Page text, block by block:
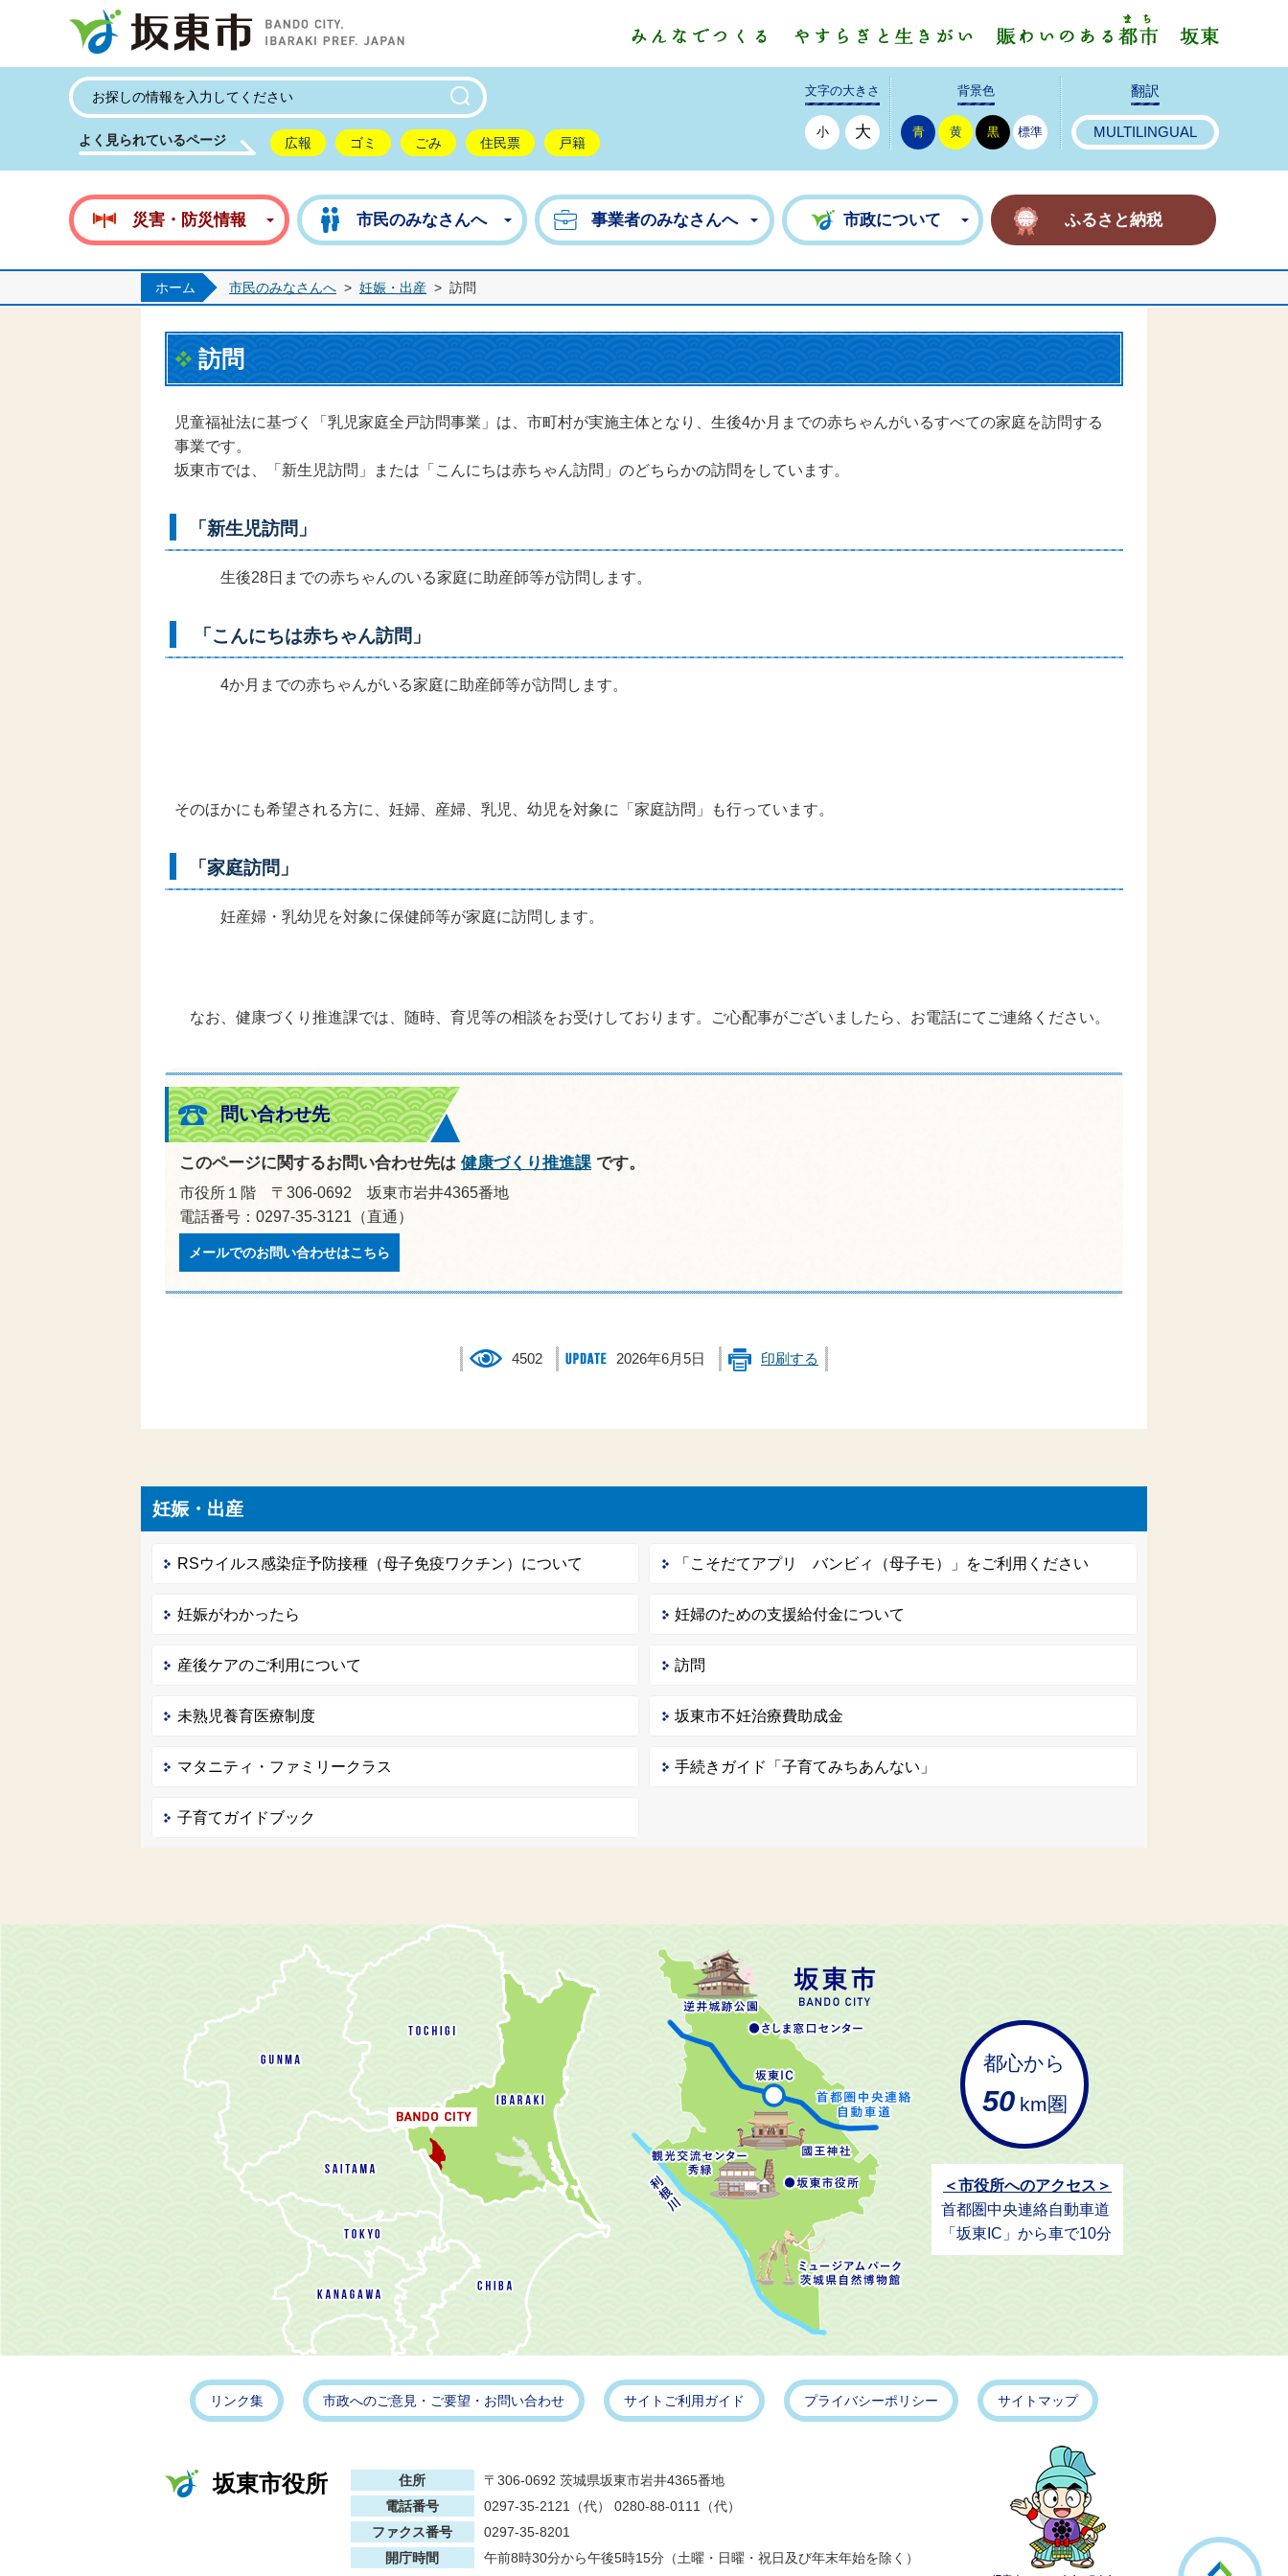
よく見られているページ 広報 ゴミ ごみ 住民票 戸籍
文字の大きさ
小 大
背景色
青 黄 黒 標準
翻訳
MULTILINGUAL
災害・防災情報 市民のみなさんへ 事業者のみなさんへ 市政について ふるさと納税
ホーム 市民のみなさんへ > 妊娠・出産 > 訪問
訪問
児童福祉法に基づく「乳児家庭全戸訪問事業」は、市町村が実施主体となり、生後4か月までの赤ちゃんがいるすべての家庭を訪問する
事業です。
坂東市では、 「新生児訪問」または「こんにちは赤ちゃん訪問」のどちらかの訪問をしています。
「新生児訪問」
生後28日までの赤ちゃんのいる家庭に助産師等が訪問します。
「こんにちは赤ちゃん訪問」
4か月までの赤ちゃんがいる家庭に助産師等が訪問します。
そのほかにも希望される方に、妊婦、産婦、乳児、幼児を対象に「家庭訪問」も行っています。
「家庭訪問」
妊産婦・乳幼児を対象に保健師等が家庭に訪問します。
なお、健康づくり推進課では、随時、育児等の相談をお受けしております。ご心配事がございましたら、お電話にてご連絡ください。
問い合わせ先
このページに関するお問い合わせ先は 健康づくり推進課 です。
市役所１階 〒306-0692 坂東市岩井4365番地
電話番号：0297-35-3121（直通）
メールでのお問い合わせはこちら
4502 2026年6月5日 印刷する
妊娠・出産
RSウイルス感染症予防接種（母子免疫ワクチン）について 「こそだてアプリ バンビィ（母子モ）」をご利用ください
妊娠がわかったら 妊婦のための支援給付金について
産後ケアのご利用について 訪問
未熟児養育医療制度 坂東市不妊治療費助成金
マタニティ・ファミリークラス 手続きガイド「子育てみちあんない」
子育てガイドブック
都心から
50 km圏
＜市役所へのアクセス＞
首都圏中央連絡自動車道
「坂東IC」から車で10分
リンク集 市政へのご意見・ご要望・お問い合わせ サイトご利用ガイド プライバシーポリシー サイトマップ
坂東市役所 住所
〒306-0692 茨城県坂東市岩井4365番地
電話番号
0297-35-2121（代） 0280-88-0111（代）
ファクス番号
0297-35-8201
開庁時間
午前8時30分から午後5時15分（土曜・日曜・祝日及び年末年始を除く）